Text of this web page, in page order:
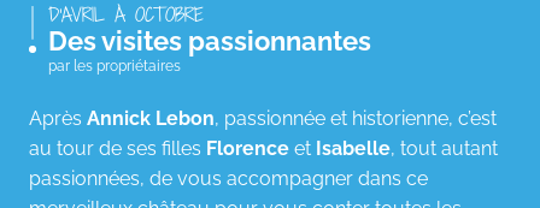
D'AVRIL À OCTOBRE
Des visites passionnantes
par les propriétaires
Après Annick Lebon, passionnée et historienne, c’est
au tour de ses filles Florence et Isabelle, tout autant
passionnées, de vous accompagner dans ce